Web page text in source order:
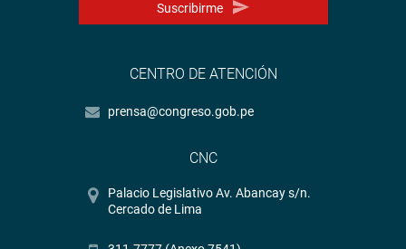
Suscribirme
CENTRO DE ATENCIÓN
prensa@congreso.gob.pe
CNC
Palacio Legislativo Av. Abancay s/n.
Cercado de Lima